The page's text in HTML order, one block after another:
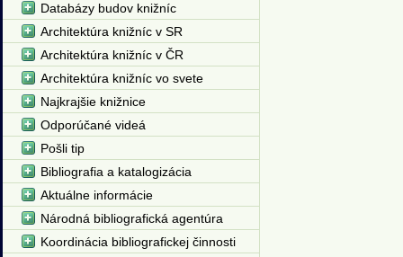
Databázy budov knižníc
Architektúra knižníc v SR
Architektúra knižníc v ČR
Architektúra knižníc vo svete
Najkrajšie knižnice
Odporúčané videá
Pošli tip
Bibliografia a katalogizácia
Aktuálne informácie
Národná bibliografická agentúra
Koordinácia bibliografickej činnosti